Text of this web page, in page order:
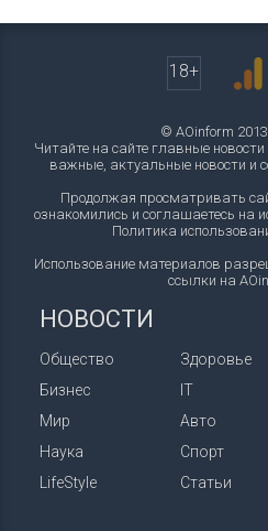
18+
© AOinform
Читайте на сайте главные
важные, актуальные новости и
Продолжая просматривать
ознакомились и соглашаетесь на
Политика
Использование материалов
ссылки на
НОВОСТИ
Общество
Бизнес
Мир
Наука
LifeStyle
Здоровье
IT
Авто
Спорт
Статьи